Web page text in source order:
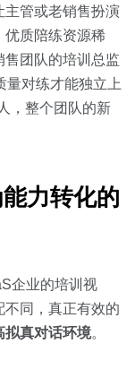
主管或老销售扮演
优质陪练资源稀
团队的培训总监
量对练才能独立上
，整个团队的新
力转化的
企业的培训视
不同，真正有效的
拟真对话环境。